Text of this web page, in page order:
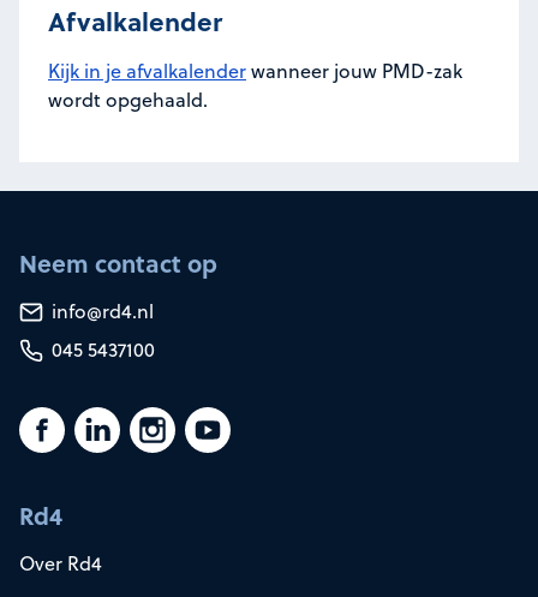
Afvalkalender
Kijk in je afvalkalenderwanneer jouw PMD-zak
wordt opgehaald.
Neem contact op
info@rd4.nl
045 5437100
Rd4
Over Rd4